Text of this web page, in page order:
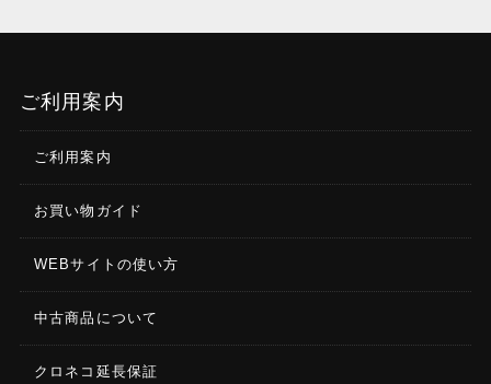
ご利用案内
ご利用案内
お買い物ガイド
WEBサイトの使い方
中古商品について
クロネコ延長保証